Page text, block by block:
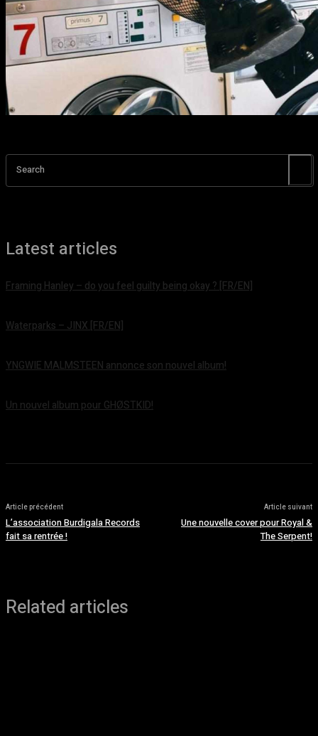
Search
Latest articles
Framing Hanley – do you feel guilty being okay ? [FR/EN]
Waterparks – JINX [FR/EN]
YNGWIE MALMSTEEN annonce son nouvel album!
Un nouvel album pour GHØSTKID!
Article précédent
L’association Burdigala Records
fait sa rentrée !
Article suivant
Une nouvelle cover pour Royal &
The Serpent!
Related articles